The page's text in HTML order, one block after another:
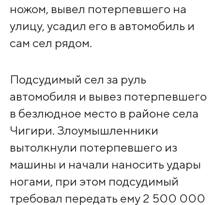
ножом, вывел потерпевшего на
улицу, усадил его в автомобиль и
сам сел рядом.
Подсудимый сел за руль
автомобиля и вывез потерпевшего
в безлюдное место в районе села
Чигири. Злоумышленники
вытолкнули потерпевшего из
машины и начали наносить удары
ногами, при этом подсудимый
требовал передать ему 2 500 000